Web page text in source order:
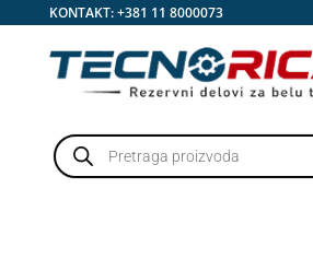
KONTAKT:+381 11 8000073
Products
search